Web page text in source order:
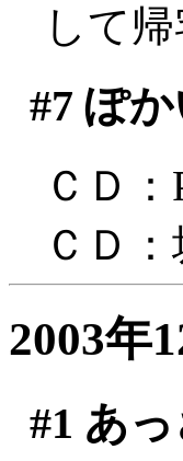
して帰
#7 ぽか
ＣＤ：
ＣＤ
2003年
#1 あ